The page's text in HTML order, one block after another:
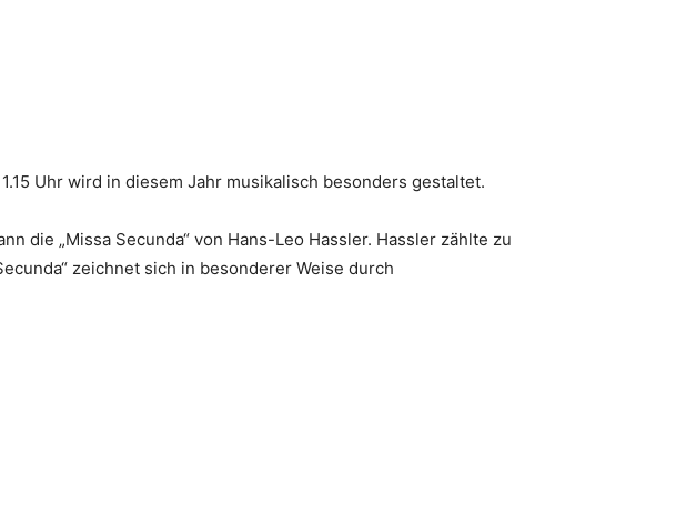
Uhr wird in diesem Jahr musikalisch besonders gestaltet.
die „Missa Secunda“ von Hans-Leo Hassler. Hassler zählte zu
zeichnet sich in besonderer Weise durch